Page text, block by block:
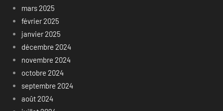
mars 2025
février 2025
janvier 2025
décembre 2024
novembre 2024
octobre 2024
septembre 2024
août 2024